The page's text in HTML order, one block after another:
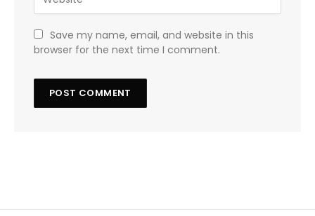
Save my name, email, and website in this
browser for the next time I comment.